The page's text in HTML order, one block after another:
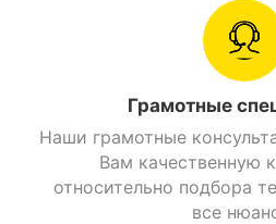
7,1 л
Найти похожие
Грамотные
Наши грамотные
Вам качественную
относительно подбора
все